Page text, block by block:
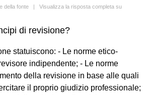
della fonte | Visualizza la risposta completa su
di revisione?
statuiscono: - Le norme etico-
indipendente; - Le norme
della revisione in base alle quali
il proprio giudizio professionale;